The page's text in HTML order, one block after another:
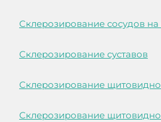
Склерозирование сосудов на
Склерозирование суставов
Склерозирование
Склерозирование